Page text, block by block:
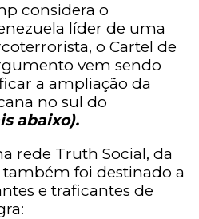
considera o
líder de uma
o Cartel de
vem sendo
a ampliação da
no sul do
abaixo).
rede Truth Social, da
foi destinado a
e traficantes de